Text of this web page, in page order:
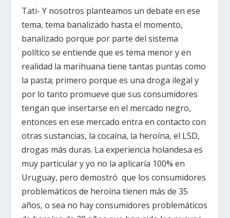
Tati- Y nosotros planteamos un debate en ese
tema, tema banalizado hasta el momento,
banalizado porque por parte del sistema
político se entiende que es tema menor y en
realidad la marihuana tiene tantas puntas como
la pasta; primero porque es una droga ilegal y
por lo tanto promueve que sus consumidores
tengan que insertarse en el mercado negro,
entonces en ese mercado entra en contacto con
otras sustancias, la cocaína, la heroína, el LSD,
drogas más duras. La experiencia holandesa es
muy particular y yo no la aplicaría 100% en
Uruguay, pero demostró que los consumidores
problemáticos de heroína tienen más de 35
años, o sea no hay consumidores problemáticos